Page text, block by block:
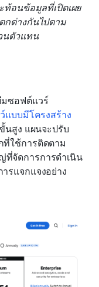
ท้อนข้อมูลที่เปิดเผย
กต่างกันไปตาม
นตัวแทน
ซอฟต์แวร์
แบบมีโครงสร้าง
นสูง แผนจะปรับ
ที่ใช้การติดตาม
จัดการการดำเนิน
รแจกแจงอย่าง